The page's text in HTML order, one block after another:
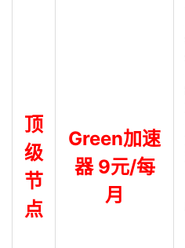
顶
级
节
点
Green加速
器 9元/每
月